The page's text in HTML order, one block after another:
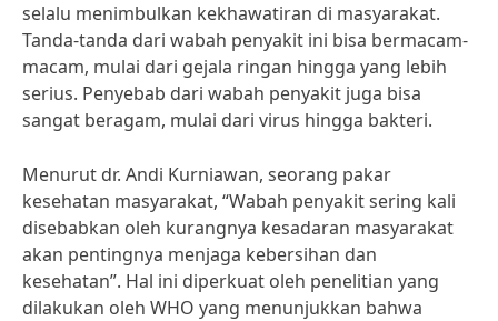
selalu menimbulkan kekhawatiran di masyarakat.
Tanda-tanda dari wabah penyakit ini bisa bermacam-
macam, mulai dari gejala ringan hingga yang lebih
serius. Penyebab dari wabah penyakit juga bisa
sangat beragam, mulai dari virus hingga bakteri.
Menurut dr. Andi Kurniawan, seorang pakar
kesehatan masyarakat, “Wabah penyakit sering kali
disebabkan oleh kurangnya kesadaran masyarakat
akan pentingnya menjaga kebersihan dan
kesehatan”. Hal ini diperkuat oleh penelitian yang
dilakukan oleh WHO yang menunjukkan bahwa